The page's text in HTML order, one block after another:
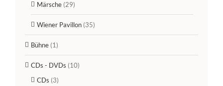
Märsche (29)
Wiener Pavillon (35)
Bühne (1)
CDs - DVDs (10)
CDs (3)